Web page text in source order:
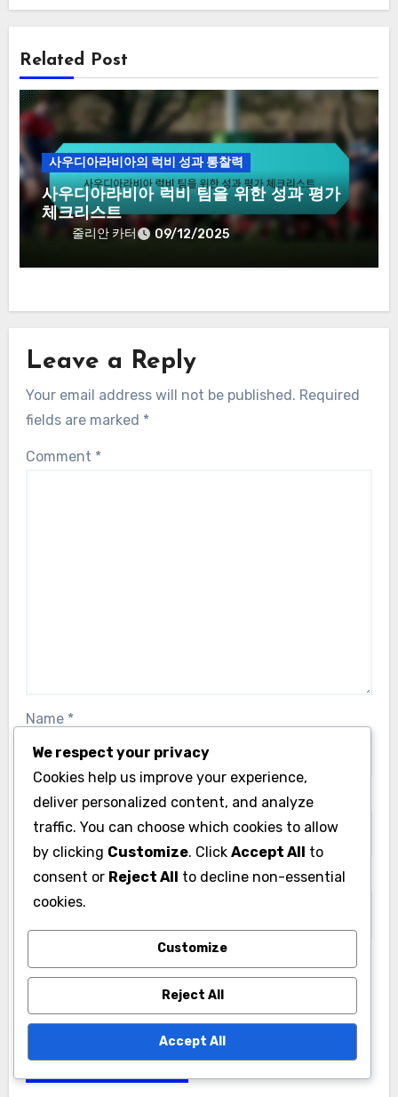
By줄리안 카터
줄리안 카터는 럭비에 열정을 가진 스포츠 분석가입니다.
10년 이상의 성과 지표 경험을 바탕으로, 그는 선수 포지
션과 팀 전략을 분석하는 데 전문성을 가지고 있습니다.
Related Post
fields are marked*
Comment
Name*
We respect your privacy
Cookies help us improve your experience,
deliver personalized content, and analyze
traffic. You can choose which cookies to allow
by clicking Customize. Click Accept All to
consent or Reject All to decline non-essential
cookies.
Customize
Reject All
Accept All